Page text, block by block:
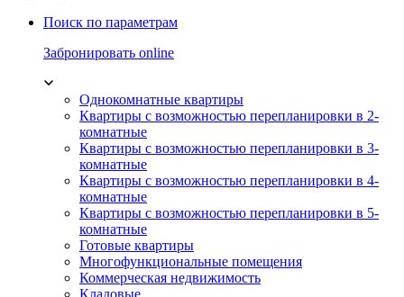
Поиск по параметрам
Забронировать online
Однокомнатные квартиры
Квартиры с возможностью перепланировки в 2-
комнатные
Квартиры с возможностью перепланировки в 3-
комнатные
Квартиры с возможностью перепланировки в 4-
комнатные
Квартиры с возможностью перепланировки в 5-
комнатные
Готовые квартиры
Многофункциональные помещения
Коммерческая недвижимость
Кладовые